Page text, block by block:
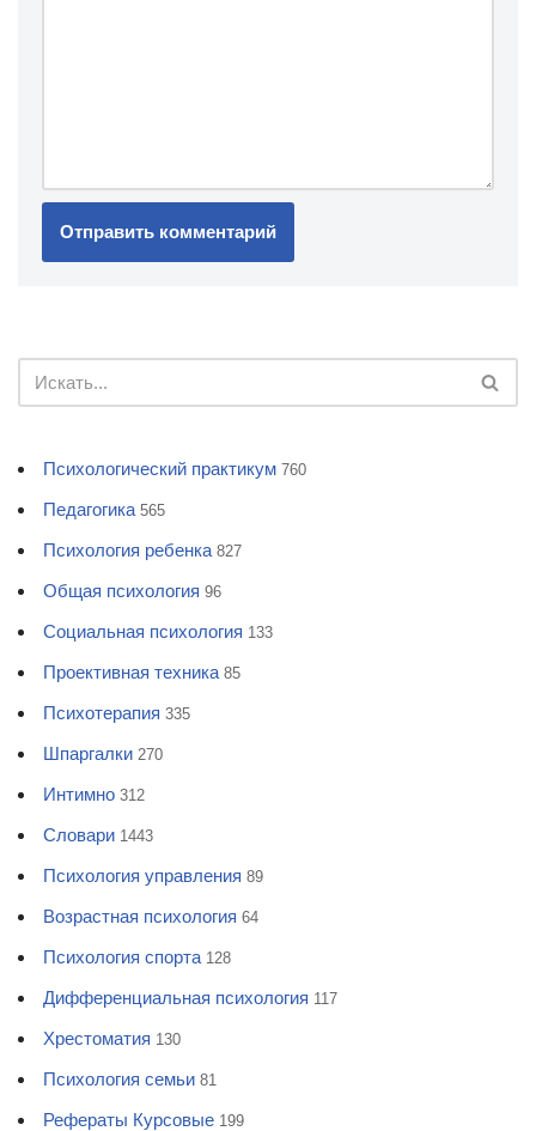
Психологический практикум 760
Педагогика 565
Психология ребенка 827
Общая психология 96
Социальная психология 133
Проективная техника 85
Психотерапия 335
Шпаргалки 270
Интимно 312
Словари 1443
Психология управления 89
Возрастная психология 64
Психология спорта 128
Дифференциальная психология 117
Хрестоматия 130
Психология семьи 81
Рефераты Курсовые 199